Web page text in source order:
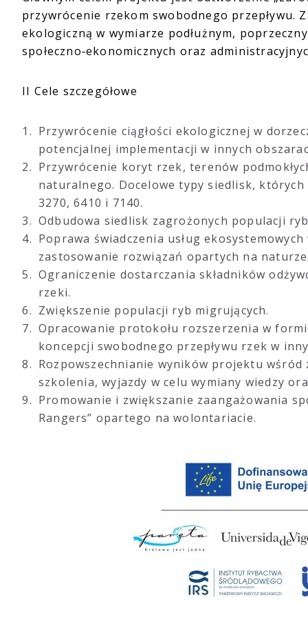
przywrócenie rzekom swobodnego przepływu.
ekologiczną w wymiarze podłużnym,
społeczno‑ekonomicznych oraz
II Cele szczegółowe
Przywrócenie ciągłości ekologicznej w
potencjalnej implementacji w innych
Przywrócenie koryt rzek, terenów
naturalnego. Docelowe typy siedlisk,
3270, 6410 i 7140.
Odbudowa siedlisk zagrożonych populacji
Poprawa świadczenia usług
zastosowanie rozwiązań opartych na
Ograniczenie dostarczania składników
rzeki.
Zwiększenie populacji ryb migrujących.
Opracowanie protokołu rozszerzenia w
koncepcji swobodnego przepływu rzek w
Rozpowszechnianie wyników projektu
szkolenia, wyjazdy w celu wymiany wiedzy
Promowanie i zwiększanie zaangażowania
Rangers” opartego na wolontariacie.